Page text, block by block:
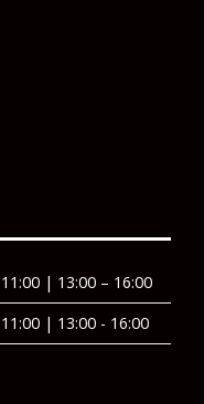
| 13:00 – 16:00
| 13:00 - 16:00